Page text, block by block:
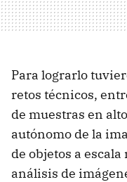
Para lograrlo
retos técnicos,
de muestras en
autónomo de la
de objetos a
análisis de